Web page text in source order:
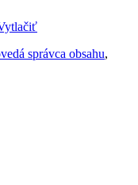
správca obsahu,